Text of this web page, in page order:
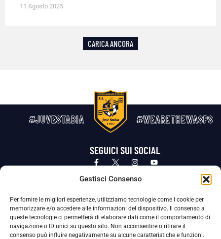
Gestisci Consenso
Per fornire le migliori esperienze, utilizziamo tecnologie come i cookie per
memorizzare e/o accedere alle informazioni del dispositivo. Il consenso a
queste tecnologie ci permetterà di elaborare dati come il comportamento di
navigazione o ID unici su questo sito. Non acconsentire o ritirare il
consenso può influire negativamente su alcune caratteristiche e funzioni.
11 Agosto 2025
CARICA ANCORA
#JUVESTABIA #WEARETHEWASPS
SEGUICI SUI SOCIAL
Privacy Policy Cookie Policy
La Società ha nominato il Responsabile della Protezione dei Dati Personali (DPO), figura specializzata che vigila sulle modalità
adottate dalla nostra Società per tutelare i Suoi dati personali.
Per contattare il DPO può scrivere a